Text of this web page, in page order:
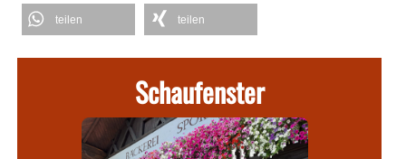
teilen teilen
Schaufenster